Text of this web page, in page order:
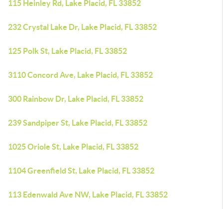
115 Heinley Rd, Lake Placid, FL 33852
232 Crystal Lake Dr, Lake Placid, FL 33852
125 Polk St, Lake Placid, FL 33852
3110 Concord Ave, Lake Placid, FL 33852
300 Rainbow Dr, Lake Placid, FL 33852
239 Sandpiper St, Lake Placid, FL 33852
1025 Oriole St, Lake Placid, FL 33852
1104 Greenfield St, Lake Placid, FL 33852
113 Edenwald Ave NW, Lake Placid, FL 33852